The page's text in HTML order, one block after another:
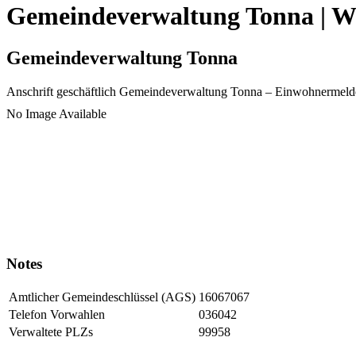
Gemeindeverwaltung Tonna |
Gemeindeverwaltung Tonna
Anschrift geschäftlich Gemeindeverwaltung Tonna –
No Image Available
Notes
Amtlicher Gemeindeschlüssel (AGS) 16067067
Telefon Vorwahlen
036042
Verwaltete PLZs
99958